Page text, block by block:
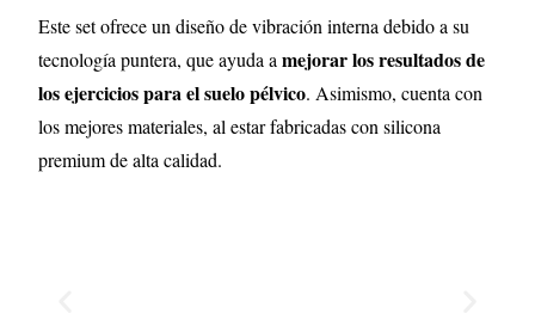
Este set ofrece un diseño de vibración interna debido a su
tecnología puntera, que ayuda a mejorar los resultados de
los ejercicios para el suelo pélvico. Asimismo, cuenta con
los mejores materiales, al estar fabricadas con silicona
premium de alta calidad.